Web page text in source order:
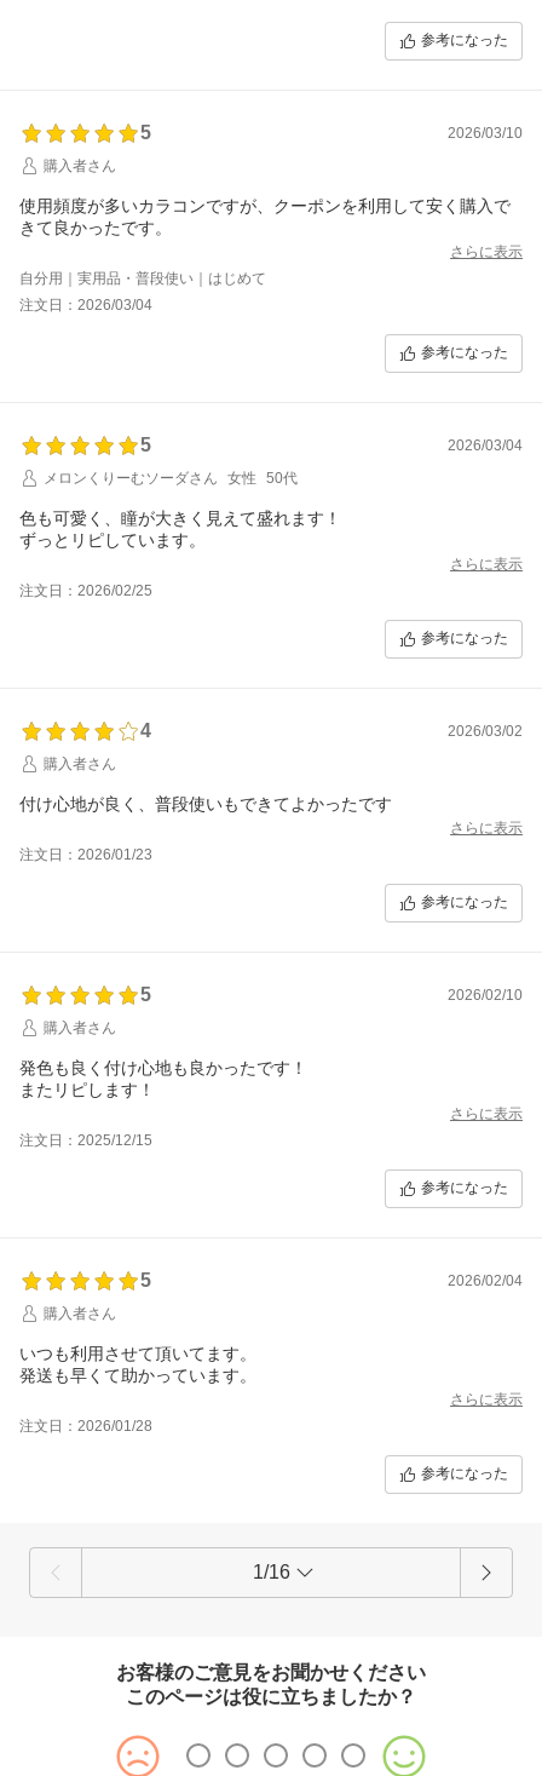
参考になった
5
2026/03/10
購入者さん
使用頻度が多いカラコンですが、クーポンを利用して安く購入で
きて良かったです。
さらに表示
自分用｜実用品・普段使い｜はじめて
注文日：2026/03/04
参考になった
5
2026/03/04
メロンくりーむソーダさん
女性 50代
色も可愛く、瞳が大きく見えて盛れます！
ずっとリピしています。
さらに表示
注文日：2026/02/25
参考になった
4
2026/03/02
購入者さん
付け心地が良く、普段使いもできてよかったです
さらに表示
注文日：2026/01/23
参考になった
5
2026/02/10
購入者さん
発色も良く付け心地も良かったです！
またリピします！
さらに表示
注文日：2025/12/15
参考になった
5
2026/02/04
購入者さん
いつも利用させて頂いてます。
発送も早くて助かっています。
さらに表示
注文日：2026/01/28
参考になった
1/16
お客様のご意見をお聞かせください
このページは役に立ちましたか？